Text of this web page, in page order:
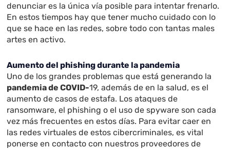
denunciar es la única vía posible para intentar frenarlo.
En estos tiempos hay que tener mucho cuidado con lo
que se hace en las redes, sobre todo con tantas males
artes en activo.
Aumento del phishing durante la pandemia
Uno de los grandes problemas que está generando la
pandemia de COVID-19, además de en la salud, es el
aumento de casos de estafa. Los ataques de
ransomware, el phishing o el uso de spyware son cada
vez más frecuentes en estos días. Para evitar caer en
las redes virtuales de estos cibercriminales, es vital
ponerse en contacto con nuestros proveedores de